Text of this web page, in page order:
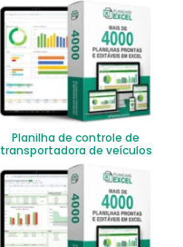
Planilha de controle de
transportadora de veículos